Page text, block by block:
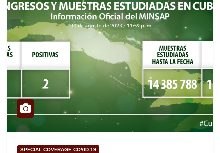
SPECIAL COVERAGE COVID-19